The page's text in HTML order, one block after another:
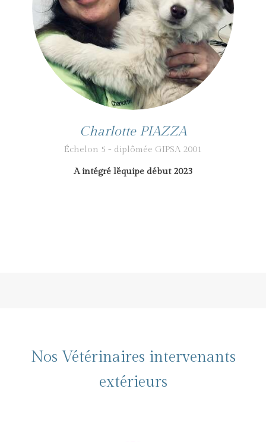
Charlotte PIAZZA
Échelon 5 - diplômée GIPSA 2001
A intégré l’équipe début 2023
Nos Vétérinaires intervenants
extérieurs